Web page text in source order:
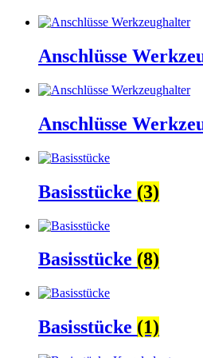
Anschlüsse
Anschlüsse
Basisstücke (3)
Basisstücke (8)
Basisstücke (1)